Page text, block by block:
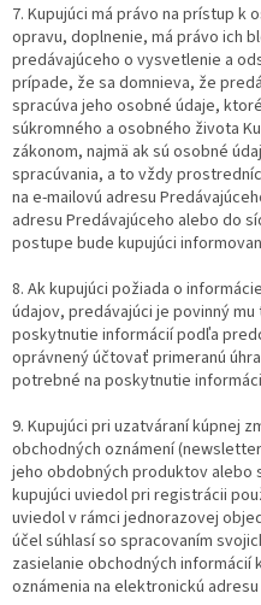
7. Kupujúci má právo na prístup k
opravu, doplnenie, má právo ich
predávajúceho o vysvetlenie a
prípade, že sa domnieva, že
spracúva jeho osobné údaje,
súkromného a osobného života
zákonom, najmä ak sú osobné
spracúvania, a to vždy
na e-mailovú adresu
adresu Predávajúceho alebo do
postupe bude kupujúci
8. Ak kupujúci požiada o
údajov, predávajúci je povinný
poskytnutie informácií podľa
oprávnený účtovať primeranú
potrebné na poskytnutie
9. Kupujúci pri uzatváraní kúpnej
obchodných oznámení
jeho obdobných produktov alebo
kupujúci uviedol pri registrácii
uviedol v rámci jednorazovej
účel súhlasí so spracovaním
zasielanie obchodných
oznámenia na elektronickú